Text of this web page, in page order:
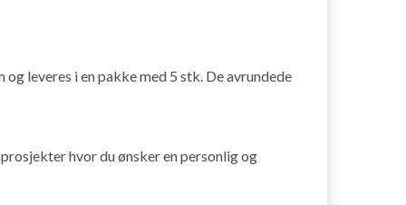
leveres i en pakke med 5 stk. De avrundede
hvor du ønsker en personlig og